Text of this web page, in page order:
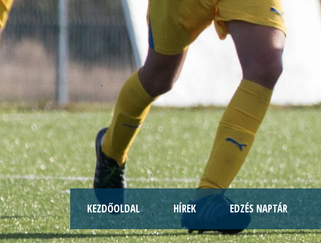
KEZDŐOLDAL HÍREK EDZÉS NAPTÁR